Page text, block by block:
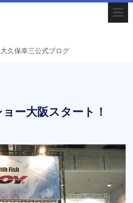
久保幸三公式ブログ
ー大阪スタート！